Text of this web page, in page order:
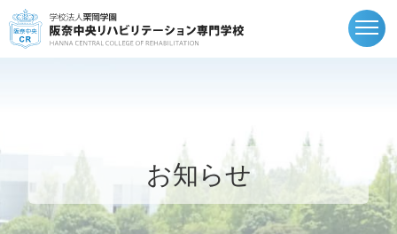
お知らせ